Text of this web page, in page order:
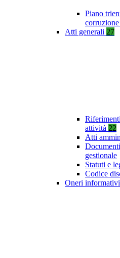
Piano
Atti generali 27
attività 22
Atti
gestionale
Statuti e
Codice
Oneri